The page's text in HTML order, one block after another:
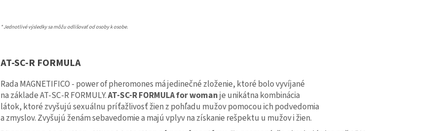
* Jednotlivé výsledky sa môžu odlišovať od osoby k osobe.
AT-SC-R FORMULA
Rada MAGNETIFICO - power of pheromones má jedinečné zloženie, ktoré bolo vyvíjané
na základe AT-SC-R FORMULY.AT-SC-R FORMULA for womanje unikátna kombinácia
látok, ktoré zvyšujú sexuálnu príťažlivosť žien z pohľadu mužov pomocou ich podvedomia
a zmyslov. Zvyšujú ženám sebavedomie a majú vplyv na získanie rešpektu u mužov i žien.